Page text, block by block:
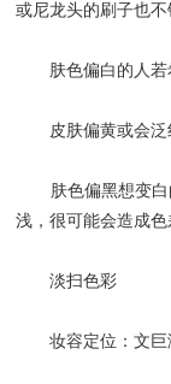
或尼龙头的刷子也不
肤色偏白的人若
皮肤偏黄或会泛
肤色偏黑想变白
浅，很可能会造成色
淡扫色彩
妆容定位：文巨